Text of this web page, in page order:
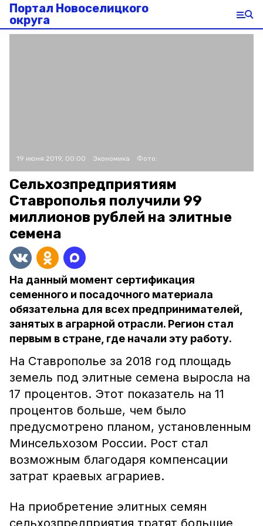
Портал Новоселицкого
округа
19 июня 2019, 00:00 Экономика Фото:
Сельхозпредприятиям
Ставрополья получили 99
миллионов рублей на элитные
семена
На данный момент сертификация
семенного и посадочного материала
обязательна для всех предпринимателей,
занятых в аграрной отрасли. Регион стал
первым в стране, где начали эту работу.
На Ставрополье за 2018 год площадь
земель под элитные семена выросла на
17 процентов. Этот показатель на 11
процентов больше, чем было
предусмотрено планом, установленным
Минсельхозом России. Рост стал
возможным благодаря компенсации
затрат краевых аграриев.
На приобретение элитных семян
сельхозпредприятия тратят большие